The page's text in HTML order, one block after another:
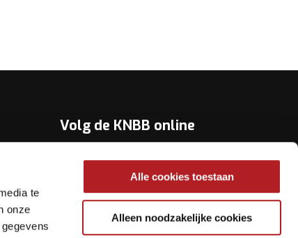
te
onze
Alle cookies toestaan
Alleen noodzakelijke cookies
Volg de KNBB online
Facebook